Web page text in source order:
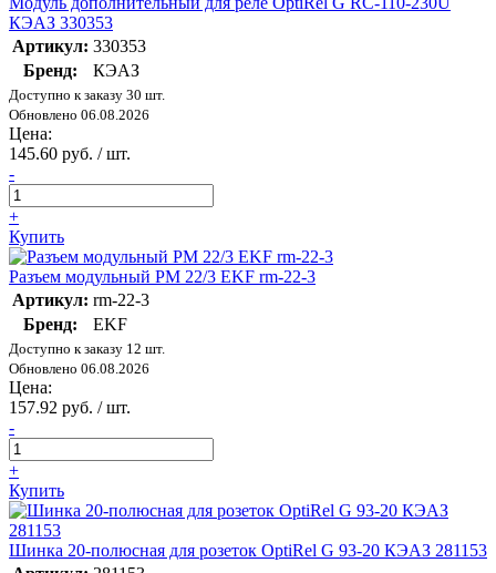
КЭАЗ 330353
Артикул: 330353
Бренд:
КЭАЗ
Доступно к заказу 30 шт.
Обновлено 06.08.2026
Цена:
145.60 руб. / шт.
-
+
Купить
Разъем модульный РМ 22/3 EKF rm-22-3
Артикул: rm-22-3
Бренд:
EKF
Доступно к заказу 12 шт.
Обновлено 06.08.2026
Цена:
157.92 руб. / шт.
-
+
Купить
Шинка 20-полюсная для розеток OptiRel G 93-20 КЭАЗ 281153